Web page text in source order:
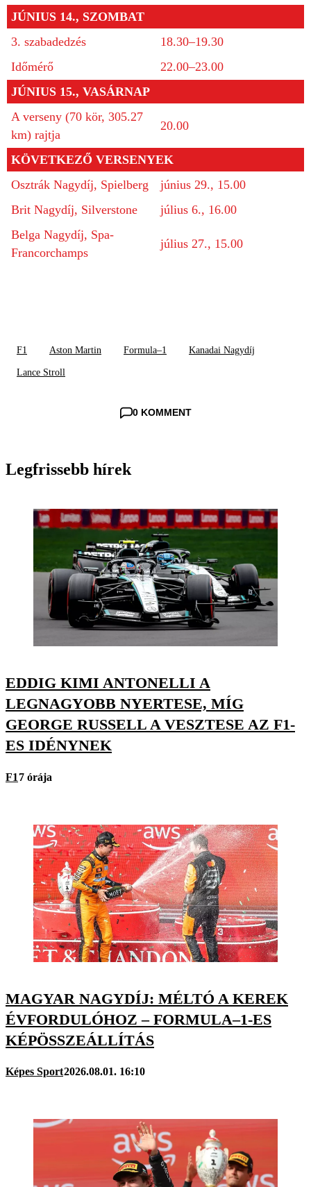
JÚNIUS 14., SZOMBAT
3. szabadedzés
18.30–19.30
Időmérő
22.00–23.00
JÚNIUS 15., VASÁRNAP
A verseny (70 kör, 305.27
km) rajtja
20.00
KÖVETKEZŐ VERSENYEK
Osztrák Nagydíj, Spielberg
június 29., 15.00
Brit Nagydíj, Silverstone
július 6., 16.00
Belga Nagydíj, Spa-
Francorchamps
július 27., 15.00
F1 Aston Martin Formula–1 Kanadai Nagydíj
Lance Stroll
0 KOMMENT
Legfrissebb hírek
EDDIG KIMI ANTONELLI A
LEGNAGYOBB NYERTESE, MÍG
GEORGE RUSSELL A VESZTESE AZ F1-
ES IDÉNYNEK
F1 7 órája
MAGYAR NAGYDÍJ: MÉLTÓ A KEREK
ÉVFORDULÓHOZ – FORMULA–1-ES
KÉPÖSSZEÁLLÍTÁS
Képes Sport2026.08.01. 16:10